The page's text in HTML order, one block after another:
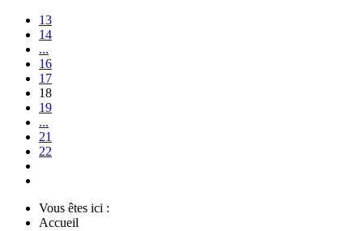
13
14
...
16
17
18
19
...
21
22
Vous êtes ici :
Accueil